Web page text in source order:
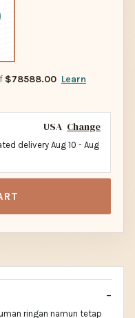
$78588.00 Learn
USA Change
delivery Aug 10 - Aug
ringan namun tetap